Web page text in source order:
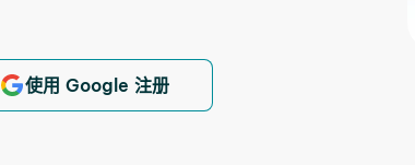
使用 Google 注册